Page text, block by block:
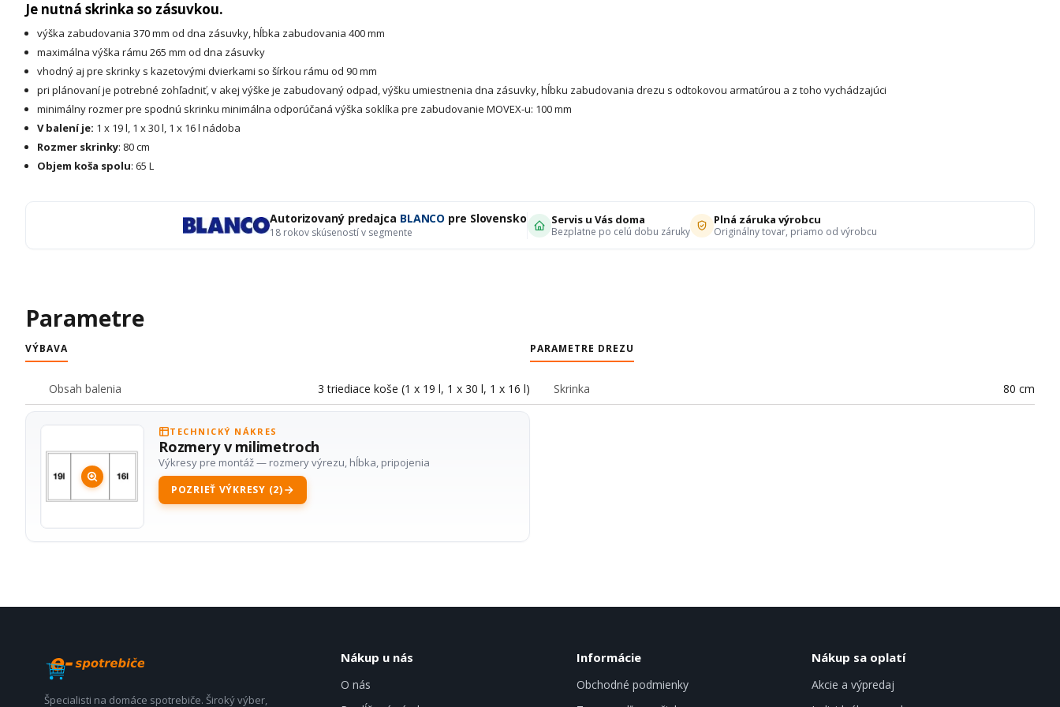
Je nutná skrinka so zásuvkou.
výška zabudovania 370 mm od dna zásuvky, hĺbka zabudovania 400 mm
maximálna výška rámu 265 mm od dna zásuvky
vhodný aj pre skrinky s kazetovými dvierkami so šírkou rámu od 90 mm
pri plánovaní je potrebné zohľadniť, v akej výške je zabudovaný odpad, výšku umiestnenia dna zásuvky, hĺbku zabudovania drezu s odtokovou armatúrou a z toho vychádzajúci
minimálny rozmer pre spodnú skrinku minimálna odporúčaná výška soklíka pre zabudovanie MOVEX-u: 100 mm
V balení je: 1 x 19 l, 1 x 30 l, 1 x 16 l nádoba
Rozmer skrinky: 80 cm
Objem koša spolu: 65 L
Autorizovaný predajca BLANCO pre Slovensko
18 rokov skúseností v segmente
Servis u Vás doma
Bezplatne po celú dobu záruky
Plná záruka výrobcu
Originálny tovar, priamo od výrobcu
Parametre
VÝBAVA
Obsah balenia 3 triediace koše (1 x 19 l, 1 x 30 l, 1 x 16 l)
TECHNICKÝ NÁKRES
Rozmery v milimetroch
Výkresy pre montáž — rozmery výrezu, hĺbka, pripojenia
POZRIEŤ VÝKRESY (2)
PARAMETRE DREZU
Skrinka 80 cm
Špecialisti na domáce spotrebiče. Široký výber,
Nákup u nás
O nás
Informácie
Obchodné podmienky
Nákup sa oplatí
Akcie a výpredaj